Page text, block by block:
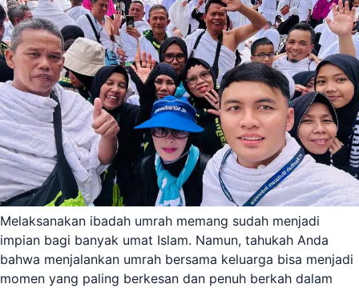
Melaksanakan ibadah umrah memang sudah menjadi
impian bagi banyak umat Islam. Namun, tahukah Anda
bahwa menjalankan umrah bersama keluarga bisa menjadi
momen yang paling berkesan dan penuh berkah dalam